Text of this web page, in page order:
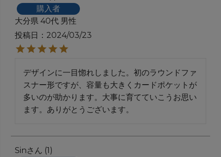
購入者
大分県 40代 男性
投稿日
2024/03/23
デザインに一目惚れしました。初のラウンドファ
スナー形ですが、容量も大きくカードポケットが
多いのが助かります。大事に育てていこうお思い
ます。ありがとうございます。
Sin
1